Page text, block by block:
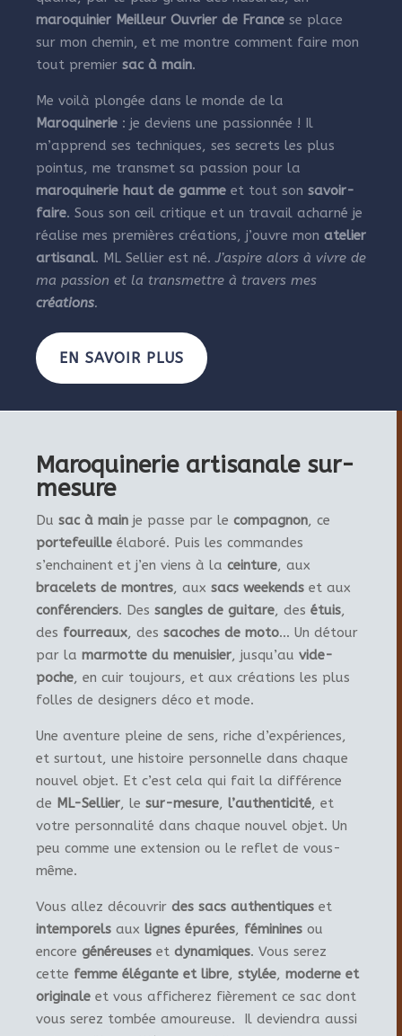
maroquinier Meilleur Ouvrier de France se place
sur mon chemin, et me montre comment faire mon
tout premier sac à main.
Me voilà plongée dans le monde de la
Maroquinerie : je deviens une passionnée ! Il
m’apprend ses techniques, ses secrets les plus
pointus, me transmet sa passion pour la
maroquinerie haut de gamme et tout son savoir-
faire. Sous son œil critique et un travail acharné je
réalise mes premières créations, j’ouvre mon atelier
artisanal. ML Sellier est né. J’aspire alors à vivre de
ma passion et la transmettre à travers mes
créations.
EN SAVOIR PLUS
Maroquinerie artisanale sur-
mesure
Du sac à main je passe par le compagnon, ce
portefeuille élaboré. Puis les commandes
s’enchainent et j’en viens à la ceinture, aux
bracelets de montres, aux sacs weekends et aux
conférenciers. Des sangles de guitare, des étuis,
des fourreaux, des sacoches de moto… Un détour
par la marmotte du menuisier, jusqu’au vide-
poche, en cuir toujours, et aux créations les plus
folles de designers déco et mode.
Une aventure pleine de sens, riche d’expériences,
et surtout, une histoire personnelle dans chaque
nouvel objet. Et c’est cela qui fait la différence
de ML-Sellier, le sur-mesure, l’authenticité, et
votre personnalité dans chaque nouvel objet. Un
peu comme une extension ou le reflet de vous-
même.
Vous allez découvrir des sacs authentiques et
intemporels aux lignes épurées, féminines ou
encore généreuses et dynamiques. Vous serez
cette femme élégante et libre, stylée, moderne et
originale et vous afficherez fièrement ce sac dont
vous serez tombée amoureuse. Il deviendra aussi